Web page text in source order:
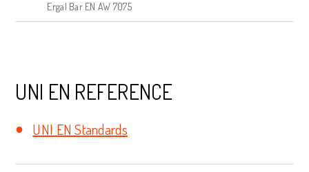
Ergal Bar EN AW 7075
UNI EN REFERENCE
UNI EN Standards